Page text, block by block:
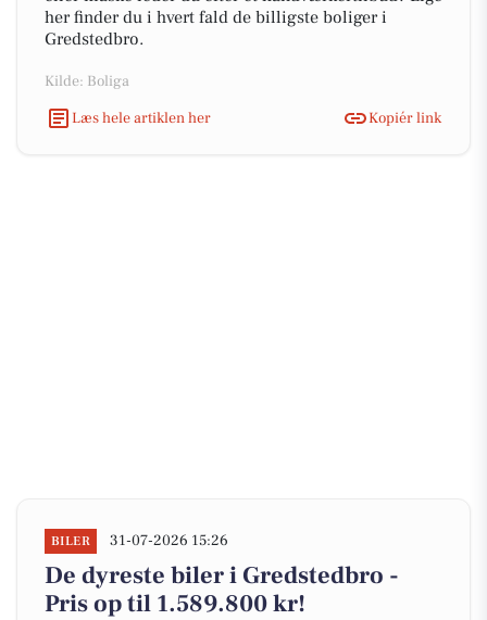
her finder du i hvert fald de billigste boliger i
Gredstedbro.
Kilde: Boliga
Læs hele artiklen her
Kopiér link
BILER 31-07-2026 15:26
De dyreste biler i Gredstedbro -
Pris op til 1.589.800 kr!